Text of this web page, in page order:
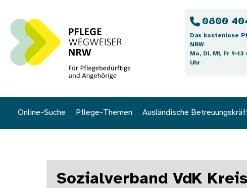
0800
Das kostenlose
NRW
Mo, Di, Mi, Fr 9-13
Uhr
Online-Suche Pflege-Themen Ausländische
Sozialverband VdK